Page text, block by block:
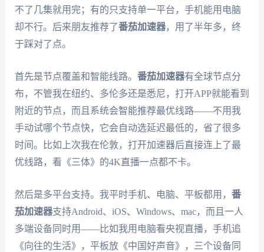
不了几集就用完；有的只支持单一平台，手机能用电脑
却不行。后来朋友推荐了番茄加速器，用了半年多，终
于踩对了点。
首先是节点覆盖和智能线路。 番茄加速器有全球节点分
布，不管我在纽约、多伦多还是悉尼，打开APP就能看到
附近的节点，而且系统会智能推荐最优线路——不用我
手动试哪个节点快，它会自动选延迟最低的，省了很多
时间。比如上次我在伦敦，打开加速器后直接连上了最
优线路，看《三体》的4K直播一点都不卡。
然后是多平台支持。我平时手机、电脑、平板都用， 番
茄加速器支持Android、iOS、Windows、mac，而且一人
多端设备同时用——比如我用电脑看央视直播，手机追
《向往的生活》，平板放《中国好声音》，三个设备同